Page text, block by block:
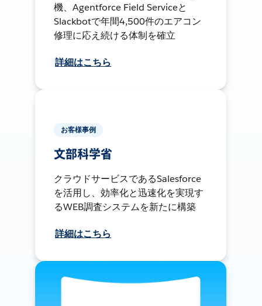
機、Agentforce Field Serviceと
Slackbotで年間4,500件のエアコン
修理に応え続ける体制を確立
詳細はこちら
お客様事例
文部科学省
クラウドサービスであるSalesforce
を活用し、効率化と迅速化を実現す
るWEB調査システムを新たに構築
詳細はこちら